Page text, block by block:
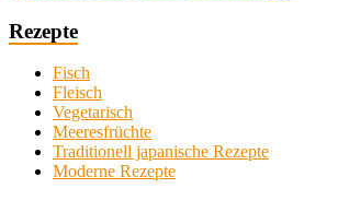
Rezepte
Fisch
Fleisch
Vegetarisch
Meeresfrüchte
Traditionell japanische Rezepte
Moderne Rezepte